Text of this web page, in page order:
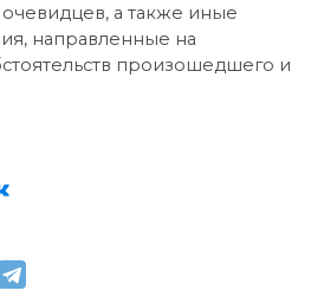
а также иные
направленные на
произошедшего и